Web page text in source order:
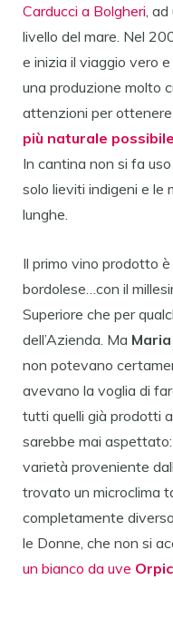
Carducci a Bolgheri ,
livello del mare. Nel
e inizia il viaggio vero
una produzione molto
attenzioni per ottenere
più naturale
In cantina non si fa
solo lieviti indigeni e le
lunghe.
Il primo vino prodotto
bordolese…con il
Superiore che per
dell’Azienda. Ma
non potevano
avevano la voglia di
tutti quelli già prodotti
sarebbe mai
varietà proveniente
trovato un microclima
completamente
le Donne, che non si
un bianco da uve